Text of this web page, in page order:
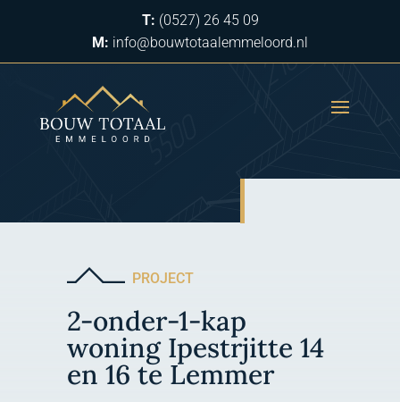
T: (0527) 26 45 09
M: info@bouwtotaalemmeloord.nl
PROJECT
2-onder-1-kap
woning Ipestrjitte 14
en 16 te Lemmer